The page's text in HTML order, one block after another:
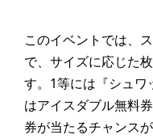
このイベントでは、
で、サイズに応じた
す。1等には『シュワ
はアイスダブル無料
券が当たるチャンスが